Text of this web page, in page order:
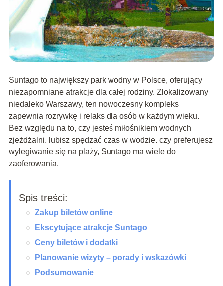
Suntago to największy park wodny w Polsce, oferujący
niezapomniane atrakcje dla całej rodziny. Zlokalizowany
niedaleko Warszawy, ten nowoczesny kompleks
zapewnia rozrywkę i relaks dla osób w każdym wieku.
Bez względu na to, czy jesteś miłośnikiem wodnych
zjeżdżalni, lubisz spędzać czas w wodzie, czy preferujesz
wylegiwanie się na plaży, Suntago ma wiele do
zaoferowania.
Spis treści:
Zakup biletów online
Ekscytujące atrakcje Suntago
Ceny biletów i dodatki
Planowanie wizyty – porady i wskazówki
Podsumowanie